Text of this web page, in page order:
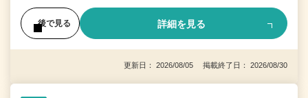
後で見る 詳細を見る
更新日： 2026/08/05 掲載終了日： 2026/08/30